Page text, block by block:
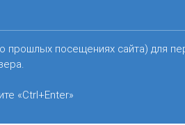
посещениях сайта) для
«Ctrl+Enter»